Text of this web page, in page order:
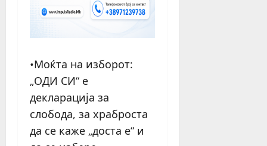
•Моќта на изборот:
„ОДИ СИ“ е
декларација за
слобода, за храброста
да се каже „доста е“ и